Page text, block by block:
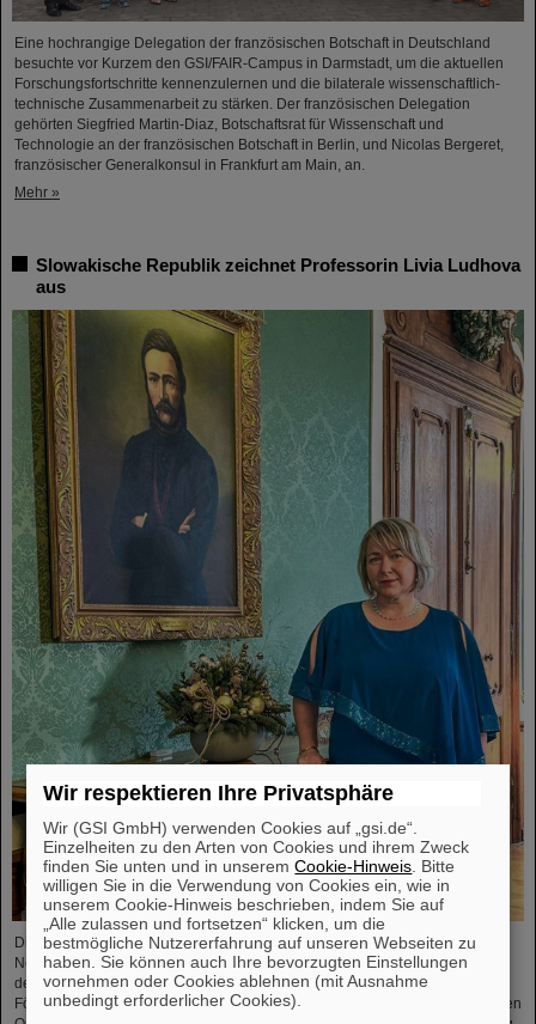
Eine hochrangige Delegation der französischen Botschaft in Deutschland
besuchte vor Kurzem den GSI/FAIR-Campus in Darmstadt, um die aktuellen
Forschungsfortschritte kennenzulernen und die bilaterale wissenschaftlich-
technische Zusammenarbeit zu stärken. Der französischen Delegation
gehörten Siegfried Martin-Diaz, Botschaftsrat für Wissenschaft und
Technologie an der französischen Botschaft in Berlin, und Nicolas Bergeret,
französischer Generalkonsul in Frankfurt am Main, an.
Mehr »
Slowakische Republik zeichnet Professorin Livia Ludhova
aus
Die Physikerin und Geologin Livia Ludhova, Professorin für Experimentelle
Neutrinophysik an der Johannes Gutenberg-Universität Mainz und Leiterin
der gemeinsamen Neutrino-Gruppe bei GSI sowie Leiterin des DFG-
Förderprojekts FAIR-Research NRW, wurde vor Kurzem mit dem slowakischen
Wir respektieren Ihre Privatsphäre
Wir (GSI GmbH) verwenden Cookies auf „gsi.de“.
Einzelheiten zu den Arten von Cookies und ihrem Zweck
finden Sie unten und in unseremCookie-Hinweis . Bitte
willigen Sie in die Verwendung von Cookies ein, wie in
unserem Cookie-Hinweis beschrieben, indem Sie auf
„Alle zulassen und fortsetzen“ klicken, um die
bestmögliche Nutzererfahrung auf unseren Webseiten zu
haben. Sie können auch Ihre bevorzugten Einstellungen
vornehmen oder Cookies ablehnen (mit Ausnahme
unbedingt erforderlicher Cookies).